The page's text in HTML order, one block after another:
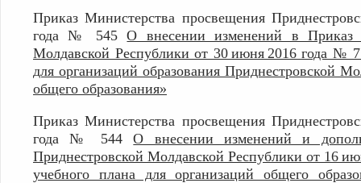
Приказ Министерства просвещения
года № 545О внесении изменений в Приказ
Молдавской Республики от 30 июня 2016 года №
для организаций образования Приднестровской
общего образования»
Приказ Министерства просвещения
года № 544О внесении изменений и
Приднестровской Молдавской Республики от 16
учебного плана для организаций общего